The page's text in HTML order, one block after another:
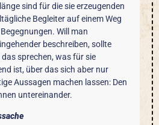
sind für die sie erzeugenden
Begleiter auf einem Weg
Will man
beschreiben, sollte
sprechen, was für sie
ist, über das sich aber nur
Aussagen machen lassen: Den
untereinander.